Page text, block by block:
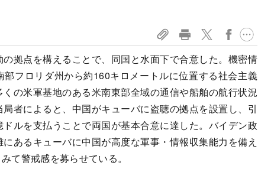
拠点を構えることで、同国と水面下で合意した。機密情
フロリダ州から約160キロメートルに位置する社会主義
の米軍基地のある米南東部全域の通信や船舶の航行状況
者によると、中国がキューバに盗聴の拠点を設置し、引
ルを支払うことで両国が基本合意に達した。バイデン政
あるキューバに中国が高度な軍事・情報収集能力を備え
て警戒感を募らせている。